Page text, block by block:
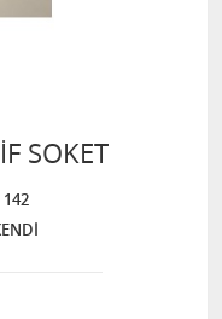
SOKET